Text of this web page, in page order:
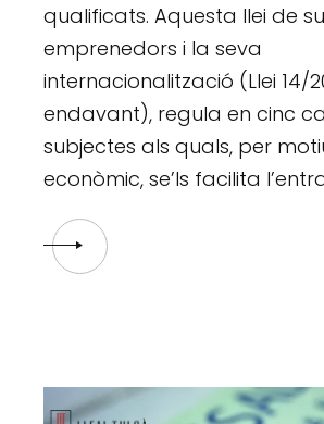
qualificats. Aquesta llei de
emprenedors i la seva
internacionalització (Llei 14/
endavant), regula en cinc
subjectes als quals, per
econòmic, se’ls facilita